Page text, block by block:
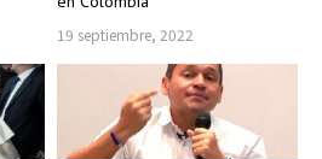
19 septiembre, 2022